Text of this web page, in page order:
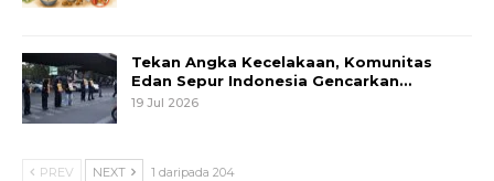
Tekan Angka Kecelakaan, Komunitas
Edan Sepur Indonesia Gencarkan…
19 Jul 2026
PREV NEXT 1 daripada 204